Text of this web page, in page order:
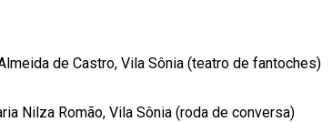
de Castro, Vila Sônia (teatro de fantoches)
Nilza Romão, Vila Sônia (roda de conversa)